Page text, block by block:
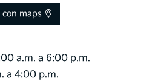
con maps
a.m. a 6:00 p.m.
a 4:00 p.m.